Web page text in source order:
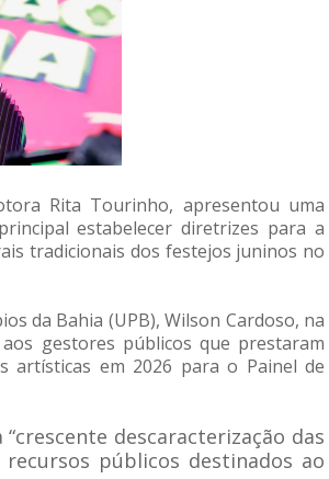
Rita Tourinho, apresentou uma
estabelecer diretrizes para a
tradicionais dos festejos juninos no
da Bahia (UPB), Wilson Cardoso, na
gestores públicos que prestaram
artísticas em 2026 para o Painel de
descaracterização das
públicos destinados ao